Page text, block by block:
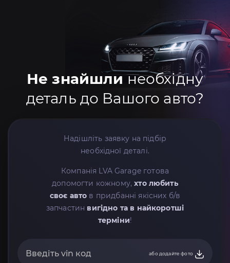
Не знайшли необхідну
деталь до Вашого авто?
Надішліть заявку на підбір
необхідної деталі.
Компанія LVA Garage готова
допомогти кожному,хто любить
своє авто в придбанні якісних б/в
запчастин вигідно та в найкоротші
терміни!
або додайте фото